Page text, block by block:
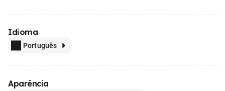
Idioma
Português
Aparência